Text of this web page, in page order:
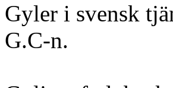
Gyler i svensk
G.C-n.